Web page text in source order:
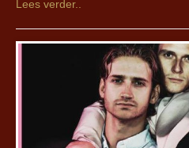
Lees verder..